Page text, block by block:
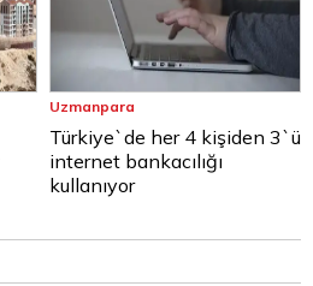
Uzmanpara
Türkiye`de her 4 kişiden 3`ü
internet bankacılığı
kullanıyor